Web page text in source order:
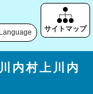
Language
内村上川内